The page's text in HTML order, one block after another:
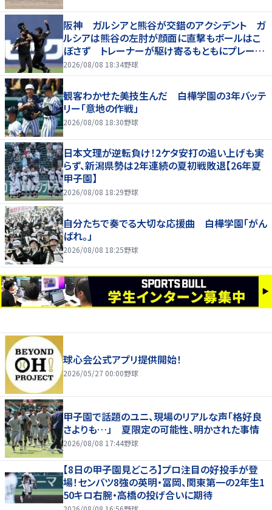
阪神 ガルシアと熊谷が交錯のアクシデント ガ
ルシアは熊谷の左肘が顔面に直撃もボールはこ
ぼさず トレーナーが駆け寄るもともにプレー続
行 直後に３連打食らう
2026/08/08 18:34野球
観客わかせた美技生んだ 白樺学園の3年バッテ
リー「意地の作戦」
2026/08/08 18:30野球
日本文理が逆転負け！2ケタ安打の追い上げも実
らず、新潟県勢は2年連続の夏初戦敗退【26年夏
甲子園】
2026/08/08 18:29野球
自分たちで奏でる大切な応援曲 白樺学園「がん
ばれ。」
2026/08/08 18:25野球
球心会公式アプリ提供開始！
2026/05/27 00:00野球
甲子園で話題のユニ、現場のリアルな声「格好良
さよりも…」 夏限定の可能性、明かされた事情
2026/08/08 17:44野球
【8日の甲子園見どころ】プロ注目の好投手が登
場！センバツ8強の英明・冨岡、関東第一の2年生1
50キロ右腕・高橋の投げ合いに期待